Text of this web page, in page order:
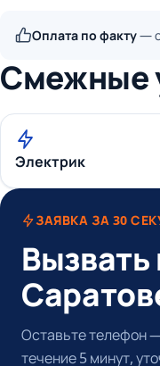
Оплата по факту—
Смежные
Электрик
ЗАЯВКА ЗА 30
Оставьте телефон
течение 5 минут,